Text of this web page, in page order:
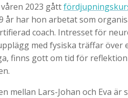
2023 gått
år har hon arbetat som
coach. Intresset för
med fysiska träffar över
finns gott om tid för
mellan Lars-Johan och Eva